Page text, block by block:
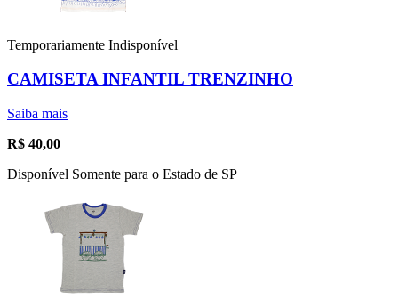
Temporariamente Indisponível
CAMISETA INFANTIL TRENZINHO
Saiba mais
R$ 40,00
Disponível Somente para o Estado de SP